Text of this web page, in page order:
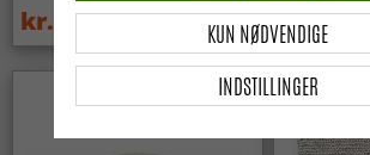
kr.329 kr.719
INDSTILLINGER
KUN NØDVENDIGE